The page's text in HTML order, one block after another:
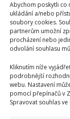
Abychom poskytli co
ukládání a/nebo
soubory cookies.
partnerům umožní
procházení nebo
odvolání souhlasu
Kliknutím níže
podrobnější
webu. Nastavení
pomocí přepínačů v
Spravovat souhlas
SYN
Přidejte svůj